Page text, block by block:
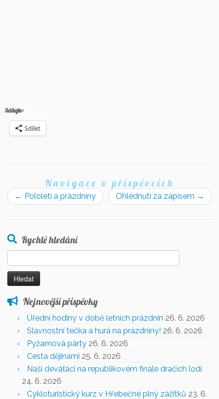
Sdílejte:
Sdílet
Navigace v příspěvcích
← Pololetí a prázdniny Ohlédnutí za zápisem →
Rychlé hledání
Nejnovější příspěvky
Úřední hodiny v době letních prázdnin 26. 6. 2026
Slavnostní tečka a hurá na prázdniny! 26. 6. 2026
Pyžamová párty 26. 6. 2026
Cesta dějinami 25. 6. 2026
Naši deváťáci na republikovém finále dračích lodí
24. 6. 2026
Cykloturistický kurz v Hřebečné plný zážitků 23. 6.